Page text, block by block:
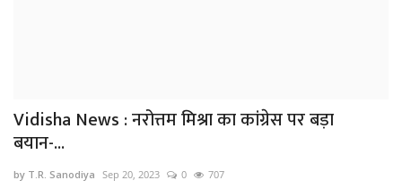
Vidisha News : नरोत्तम मिश्रा का कांग्रेस पर बड़ा
बयान-...
by T.R. Sanodiya Sep 20, 2023 0 707